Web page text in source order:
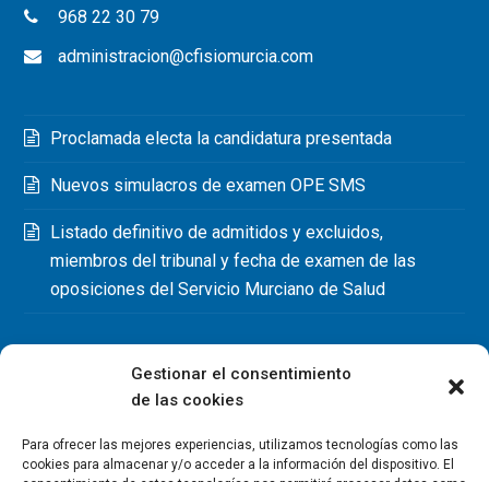
Gestionar el consentimiento
de las cookies
Para ofrecer las mejores experiencias, utilizamos tecnologías como las
cookies para almacenar y/o acceder a la información del dispositivo. El
968 22 30 79
administracion@cfisiomurcia.com
Proclamada electa la candidatura presentada
Nuevos simulacros de examen OPE SMS
Listado definitivo de admitidos y excluidos,
miembros del tribunal y fecha de examen de las
oposiciones del Servicio Murciano de Salud